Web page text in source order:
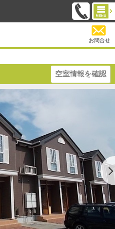
お問合せ
空室情報を確認